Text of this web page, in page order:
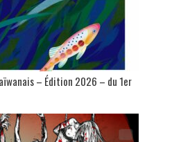
– Édition 2026 – du 1er